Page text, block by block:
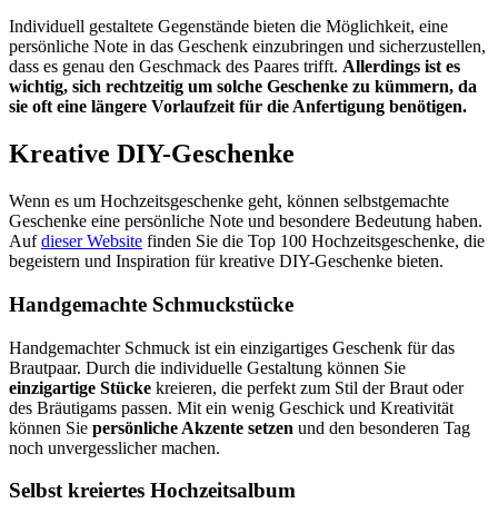
Individuell gestaltete Gegenstände bieten die Möglichkeit, eine
persönliche Note in das Geschenk einzubringen und sicherzustellen,
dass es genau den Geschmack des Paares trifft. Allerdings ist es
wichtig, sich rechtzeitig um solche Geschenke zu kümmern, da
sie oft eine längere Vorlaufzeit für die Anfertigung benötigen.
Kreative DIY-Geschenke
Wenn es um Hochzeitsgeschenke geht, können selbstgemachte
Geschenke eine persönliche Note und besondere Bedeutung haben.
Aufdieser Website finden Sie die Top 100 Hochzeitsgeschenke, die
begeistern und Inspiration für kreative DIY-Geschenke bieten.
Handgemachte Schmuckstücke
Handgemachter Schmuck ist ein einzigartiges Geschenk für das
Brautpaar. Durch die individuelle Gestaltung können Sie
einzigartige Stücke kreieren, die perfekt zum Stil der Braut oder
des Bräutigams passen. Mit ein wenig Geschick und Kreativität
können Sie persönliche Akzente setzen und den besonderen Tag
noch unvergesslicher machen.
Selbst kreiertes Hochzeitsalbum